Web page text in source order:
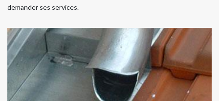
demander ses services.